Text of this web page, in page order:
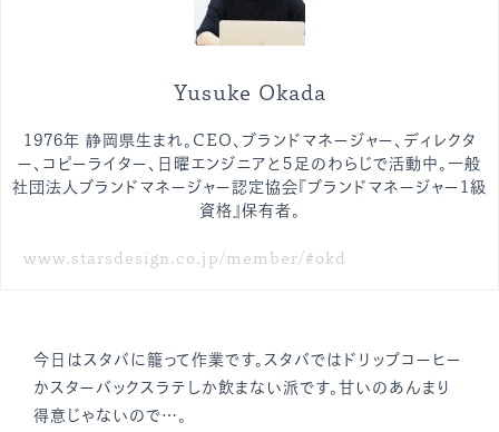
Yusuke Okada
1976年 静岡県生まれ。CEO、ブランドマネージャー、ディレクタ
ー、コピーライター、日曜エンジニアと５足のわらじで活動中。一般
社団法人ブランドマネージャー認定協会『ブランドマネージャー1級
資格』保有者。
www.starsdesign.co.jp/member/#okd
今日はスタバに籠って作業です。スタバではドリップコーヒー
かスターバックスラテしか飲まない派です。甘いのあんまり
得意じゃないので…。